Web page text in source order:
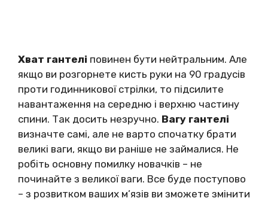
Хват гантелі повинен бути нейтральним. Але
якщо ви розгорнете кисть руки на 90 градусів
проти годинникової стрілки, то підсилите
навантаження на середню і верхню частину
спини. Так досить незручно. Вагу гантелі
визначте самі, але не варто спочатку брати
великі ваги, якщо ви раніше не займалися. Не
робіть основну помилку новачків – не
починайте з великої ваги. Все буде поступово
– з розвитком ваших м’язів ви зможете змінити